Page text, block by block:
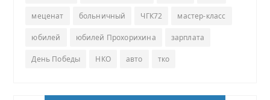
меценат больничный ЧГК72 мастер-класс
юбилей юбилей Прохорихина зарплата
День Победы НКО авто тко